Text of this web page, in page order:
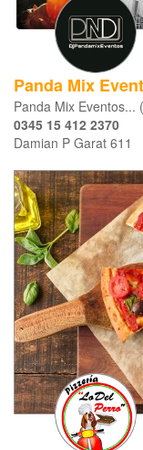
Panda Mix
Panda Mix Eventos...
0345 15 412 2370
Damian P Garat 611